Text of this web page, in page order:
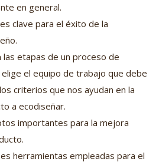
en general.
clave para el éxito de la
las etapas de un proceso de
el equipo de trabajo que debe
criterios que nos ayudan en la
a ecodiseñar.
importantes para la mejora
herramientas empleadas para el